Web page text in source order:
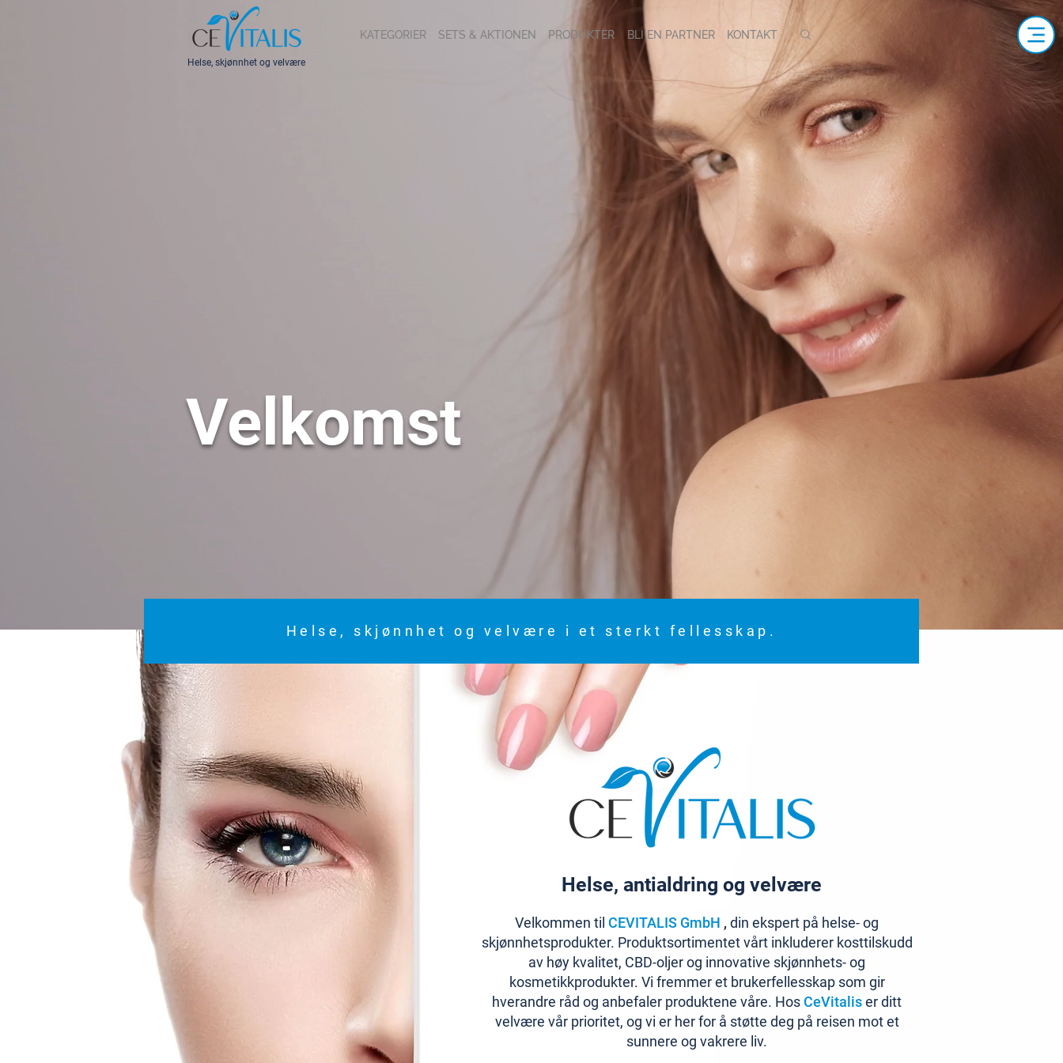
Helse, skjønnhet og velvære
KATEGORIER SETS & AKTIONEN PRODUKTER BLI EN PARTNER KONTAKT
Velkomst
Helse, skjønnhet og velvære i et sterkt fellesskap.
Helse, antialdring og velvære
Velkommen til CEVITALIS GmbH , din ekspert på helse- og
skjønnhetsprodukter. Produktsortimentet vårt inkluderer kosttilskudd
av høy kvalitet, CBD-oljer og innovative skjønnhets- og
kosmetikkprodukter. Vi fremmer et brukerfellesskap som gir
hverandre råd og anbefaler produktene våre. HosCeVitaliser ditt
velvære vår prioritet, og vi er her for å støtte deg på reisen mot et
sunnere og vakrere liv.